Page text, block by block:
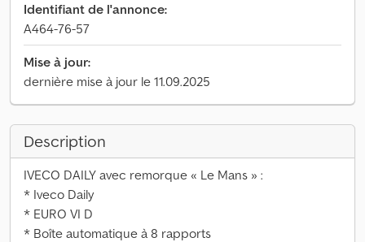
Identifiant de l'annonce:
A464-76-57
Mise à jour:
dernière mise à jour le 11.09.2025
Description
IVECO DAILY avec remorque « Le Mans » :
* Iveco Daily
* EURO VI D
* Boîte automatique à 8 rapports